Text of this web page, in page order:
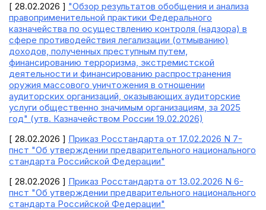
[ 28.02.2026 ] "Обзор результатов обобщения и анализа
правоприменительной практики Федерального
казначейства по осуществлению контроля (надзора) в
сфере противодействия легализации (отмыванию)
доходов, полученных преступным путем,
финансированию терроризма, экстремистской
деятельности и финансированию распространения
оружия массового уничтожения в отношении
аудиторских организаций, оказывающих аудиторские
услуги общественно значимым организациям, за 2025
год" (утв. Казначейством России 19.02.2026)
[ 28.02.2026 ] Приказ Росстандарта от 17.02.2026 N 7-
пнст "Об утверждении предварительного национального
стандарта Российской Федерации"
[ 28.02.2026 ] Приказ Росстандарта от 13.02.2026 N 6-
пнст "Об утверждении предварительного национального
стандарта Российской Федерации"